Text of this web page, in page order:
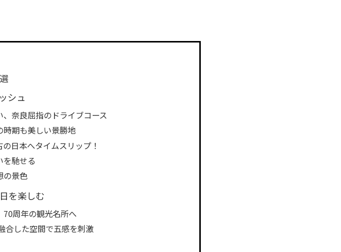
シュ
奈良屈指のドライブコース
期も美しい景勝地
日本へタイムスリップ！
馳せる
の景色
を楽しむ
周年の観光名所へ
合した空間で五感を刺激